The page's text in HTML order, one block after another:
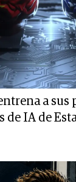
a sus
de IA de